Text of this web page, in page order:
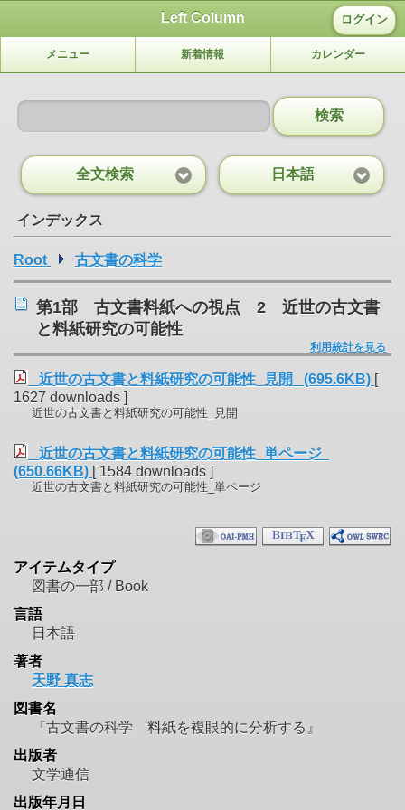
Left Column ログイン
メニュー 新着情報 カレンダー
検索
全文検索 日本語
インデックス
Root 古文書の科学
第1部 古文書料紙への視点 2 近世の古文書
と料紙研究の可能性
利用統計を見る
近世の古文書と料紙研究の可能性_見開 (695.6KB) [
1627 downloads ]
近世の古文書と料紙研究の可能性_見開
近世の古文書と料紙研究の可能性_単ページ
(650.66KB) [ 1584 downloads ]
近世の古文書と料紙研究の可能性_単ページ
アイテムタイプ
図書の一部 / Book
言語
日本語
著者
天野 真志
図書名
『古文書の科学 料紙を複眼的に分析する』
出版者
文学通信
出版年月日